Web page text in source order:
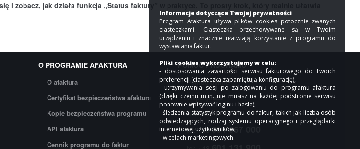
i zobacz, jak działa funkcja „Status faktury” w praktyce. To prosty krok, kt
O PROGRAMIE AFAKTURA
O afaktura
Certyfikat bezpieczeństwa afaktura
Kopie bezpieczeństwa programu
API afaktura
Cennik programu do faktur
POMOC PROGRAMU
Pomoc online
Współpraca
Kontakt
tel: +48504 667 000
Informacje dotyczące Twojej prywatności
Program Afaktura używa plików cookies potocznie zwanych
ciasteczkami. Ciasteczka przechowywane są w Twoim
urządzeniu i znacznie ułatwiają korzystanie z programu do
wystawiania faktur.
Pliki cookies wykorzystujemy w celu:
- dostosowania zawartości serwisu fakturowego do Twoich
preferencji (ciasteczka zapamiętują konfigurację),
- utrzymywania sesji po zalogowaniu do programu afaktura
(dzięki czemu m.in. nie musisz na każdej podstronie serwisu
ponownie wpisywać loginu i hasła),
- śledzenia statystyk programu do faktur, takich jak liczba osób
odwiedzających, rodzaj systemu operacyjnego i przeglądarki
internetowej użytkowników,
- w celach marketingowych.